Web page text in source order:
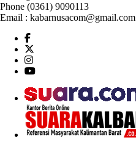
Phone (0361) 9090113
Email : kabarnusacom@gmail.com